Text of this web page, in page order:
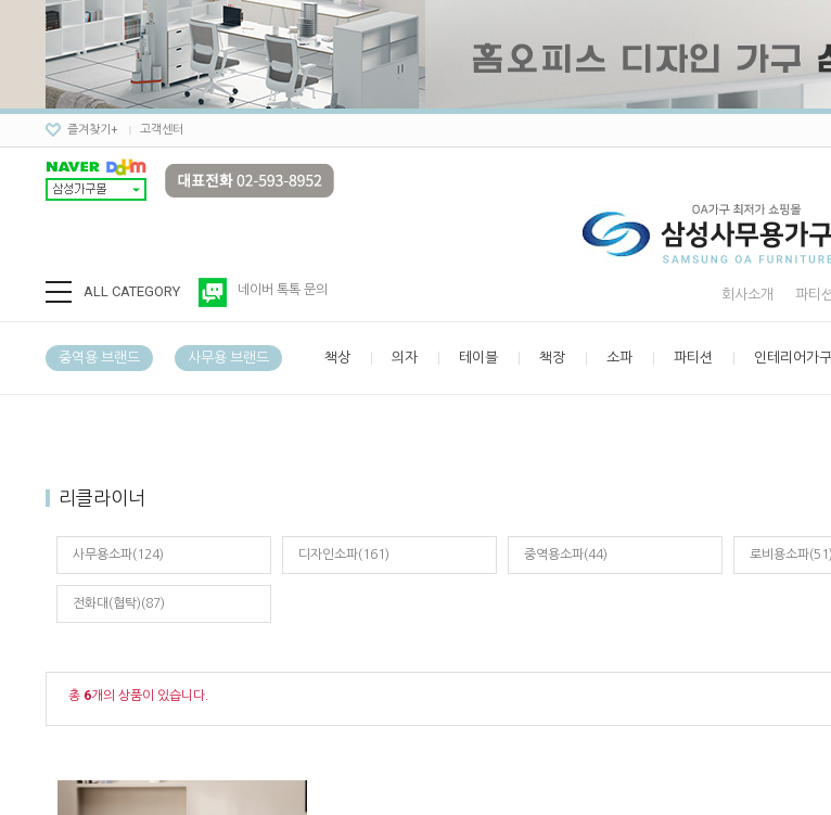
즐겨찾기+ 고객센터
ALL CATEGORY 네이버 톡톡 문의 회사소개 파티
중역용 브랜드 사무용 브랜드 책상 의자 테이블 책장 소파 파티션 인테리어가구
리클라이너
사무용소파(124) 디자인소파(161) 중역용소파(44) 로비용소파(51)
전화대(협탁)(87)
총 6개의 상품이 있습니다.